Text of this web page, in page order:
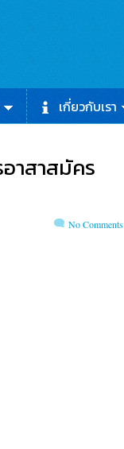
เกี่ยวกับเรา
าสาสมัคร
No Comments